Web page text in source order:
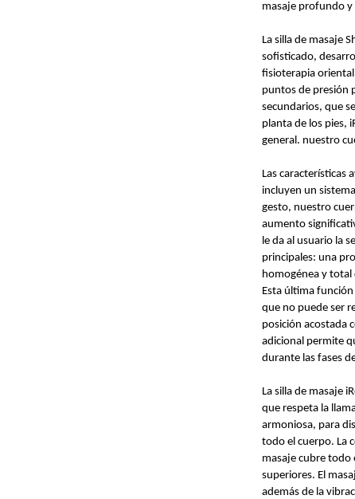
masaje profundo y
La silla de masaje
sofisticado,
fisioterapia
puntos de presión
secundarios, que
planta de los pies,
general. nuestro
Las características
incluyen un
gesto, nuestro
aumento
le da al usuario la
principales: una
homogénea y total
Esta última
que no puede ser
posición acostada
adicional permite
durante las fases
La silla de masaje
que respeta la
armoniosa, para
todo el cuerpo. La
masaje cubre todo
superiores. El
además de la